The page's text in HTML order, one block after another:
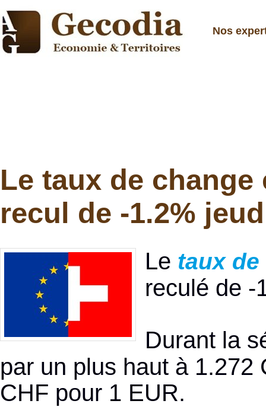
Nos
Le taux de change
recul de -1.2%
Le taux de
reculé de -
Durant la
par un plus haut à 1.272
CHF pour 1 EUR.